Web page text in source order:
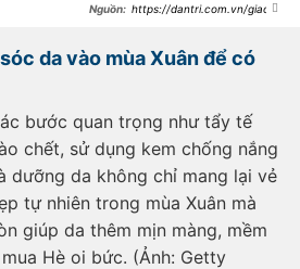
https://dantri.com.vn/giao-
va-con-trai-
20250214164143245.htm
da vào mùa Xuân để có
bước quan trọng như tẩy tế
chết, sử dụng kem chống nắng
dưỡng da không chỉ mang lại vẻ
tự nhiên trong mùa Xuân mà
giúp da thêm mịn màng, mềm
Hè oi bức. (Ảnh: Getty